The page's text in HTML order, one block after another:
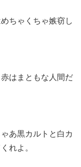
ちゃくちゃ嫉窃し
はまともな人間だ
あ黒カルトと白カ
れよ。